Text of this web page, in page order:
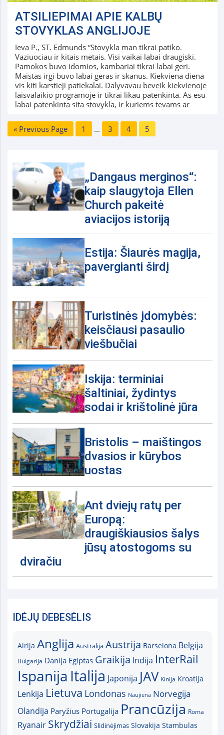
ATSILIEPIMAI APIE KALBŲ
STOVYKLAS ANGLIJOJE
Ieva P., ST. Edmunds “Stovykla man tikrai patiko.
Vaziuociau ir kitais metais. Visi vaikai labai draugiski.
Pamokos buvo idomios, kambariai tikrai labai geri.
Maistas irgi buvo labai geras ir skanus. Kiekviena diena
vis kiti karstieji patiekalai. Dalyvavau beveik kiekvienoje
laisvalaikio programoje ir tikrai likau patenkinta. As esu
labai patenkinta sita stovykla, ir kuriems tevams ar
« Previous Page 1 … 3 4 5
„Dangaus merginos“:
kaip slaugytoja Ellen
Church pakeitė
aviacijos istoriją
Estija: Šiaurės magija,
pavergianti širdį
Turistinės įdomybės:
keisčiausi pasaulio
viešbučiai
Iskija: terminiai
šaltiniai, žydintys
sodai ir krištolinė jūra
Bristolis – maištingos
dvasios ir kūrybos
uostas
Ant dviejų ratų per
Europą:
draugiškiausios šalys
jūsų atostogoms su
dviračiu
IDĖJŲ DEBESĖLIS
Airija Anglija Australija Austrija Barselona Belgija
Bulgarija Danija Egiptas Graikija Indija InterRail
Ispanija Italija Japonija JAV Kinija Kroatija
Lenkija Lietuva Londonas Naujiena Norvegija
Olandija Paryžius Portugalija Prancūzija Roma
Ryanair Skrydžiai Slidinėjimas Slovakija Stambulas